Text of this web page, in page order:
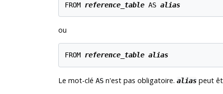
FROM reference_table AS alias
ou
FROM reference_table alias
Le mot-clé ASn'est pas obligatoire. aliaspeut